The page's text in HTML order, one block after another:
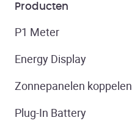
Producten
P1 Meter
Energy Display
Zonnepanelen koppelen
Plug-In Battery